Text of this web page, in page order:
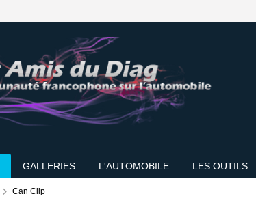
GALLERIES L'AUTOMOBILE LES OUTILS
Can Clip